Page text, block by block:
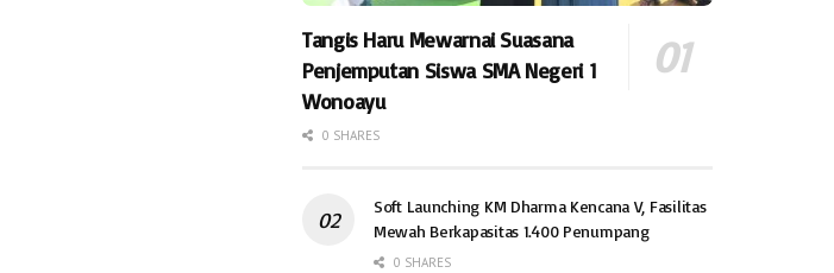
Tangis Haru Mewarnai Suasana
Penjemputan Siswa SMA Negeri 1
Wonoayu
0 SHARES
Soft Launching KM Dharma Kencana V, Fasilitas
Mewah Berkapasitas 1.400 Penumpang
0 SHARES